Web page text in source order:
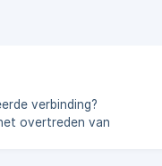
overtreden van